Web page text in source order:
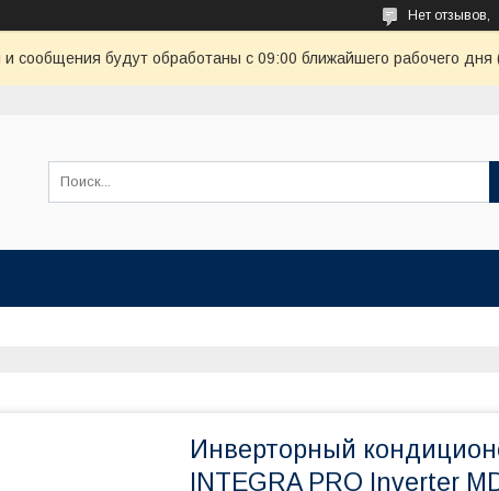
Нет отзывов,
сообщения будут обработаны с 09:00 ближайшего рабочего дня
Инверторный
INTEGRA PRO Inverter